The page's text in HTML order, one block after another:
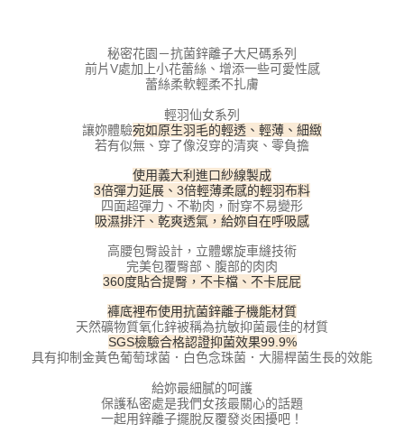
ATM／網路銀行／等多元方式進行付款，方視為交易完成。
※ 請注意：結帳手續完成當下不需立刻繳費，但若您需要取消訂單，請聯絡
購買商品的店家。未經商家同意取消之訂單仍視為有效，需透過AFTEE先享
※ 交易是否成功請以「AFTEE先享後付 」之結帳頁面顯示為準，若有關於
是否繳費成功／繳費後需取消欲退款等相關疑問，請聯繫「AFTEE先享後付
客戶支援中心」https://netprotections.freshdesk.com/support/home
１．透過由恩沛科技股份有限公司提供之「AFTEE先享後付」服務完成之交
易，需依本服務之必要範圍內提供個人資料，並將交易相關給付款項請求債
權轉讓予恩沛科技股份有限公司。
２．關於個人資料處理事宜，請瀏覽以下網址：
https://aftee.tw/terms/#terms3
３．未成年的使用者請事先徵得法定代理人或監護人之同意方可使用
「AFTEE先享後付」，若未經同意申辦者引起之損失，本公司不負相關責
４．使用「AFTEE先享後付」時，將依據個別帳號之用戶狀況，依本公司即
時審查核予不同之上限額度；若仍有額度不足之情形，本公司將視審查結果
請求用戶進行身份認證。
恩沛科技股份有限公司將有權停止該用戶之使用額度並採取法律行動。
每筆NT$100，滿NT$800(含以上)免運費
每筆NT$100，滿NT$800(含以上)免運費
每筆NT$100，滿NT$800(含以上)免運費
秘密花園－抗菌鋅離子大尺碼系列
前片V處加上小花蕾絲、增添一些可愛性感
蕾絲柔軟輕柔不扎膚
輕羽仙女系列
讓妳體驗宛如原生羽毛的輕透、輕薄、細緻
若有似無、穿了像沒穿的清爽、零負擔
使用義大利進口紗線製成
3倍彈力延展、3倍輕薄柔感的輕羽布料
四面超彈力、不勒肉，耐穿不易變形
吸濕排汗、乾爽透氣，給妳自在呼吸感
高腰包臀設計，立體螺旋車縫技術
完美包覆臀部、腹部的肉肉
360度貼合提臀，不卡檔、不卡屁屁
褲底裡布使用抗菌鋅離子機能材質
天然礦物質氧化鋅被稱為抗敏抑菌最佳的材質
SGS檢驗合格認證抑菌效果99.9%
具有抑制金黃色葡萄球菌．白色念珠菌．大腸桿菌生長的效能
給妳最細膩的呵護
保護私密處是我們女孩最關心的話題
一起用鋅離子擺脫反覆發炎困擾吧！